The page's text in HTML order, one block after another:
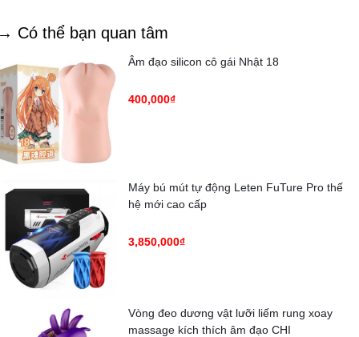
Có thể bạn quan tâm
Âm đạo silicon cô gái Nhật 18
400,000₫
Máy bú mút tự động Leten FuTure Pro thế
hệ mới cao cấp
3,850,000₫
Vòng đeo dương vật lưỡi liếm rung xoay
massage kích thích âm đạo CHI